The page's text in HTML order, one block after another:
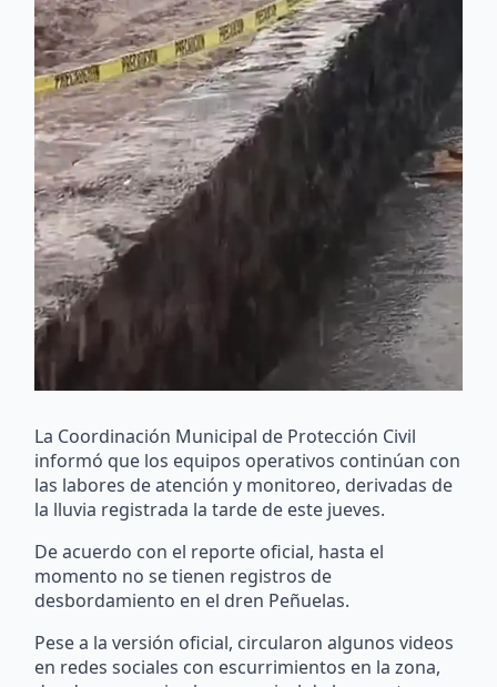
La Coordinación Municipal de Protección Civil
informó que los equipos operativos continúan con
las labores de atención y monitoreo, derivadas de
la lluvia registrada la tarde de este jueves.
De acuerdo con el reporte oficial, hasta el
momento no se tienen registros de
desbordamiento en el dren Peñuelas.
Pese a la versión oficial, circularon algunos videos
en redes sociales con escurrimientos en la zona,